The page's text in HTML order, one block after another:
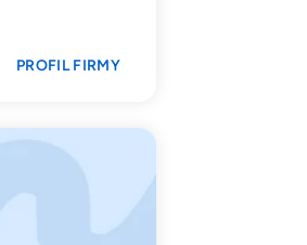
PROFIL FIRMY